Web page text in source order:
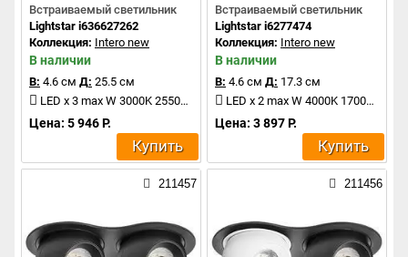
Встраиваемый светильник
Lightstar i636627262
Коллекция: Intero new
В наличии
В: 4.6 см Д: 25.5 см
LED x 3 max W 3000K 2550Lm
Цена: 5 946 Р.
Купить
Встраиваемый светильник
Lightstar i6277474
Коллекция: Intero new
В наличии
В: 4.6 см Д: 17.3 см
LED x 2 max W 4000K 1700Lm
Цена: 3 897 Р.
Купить
211457 211456